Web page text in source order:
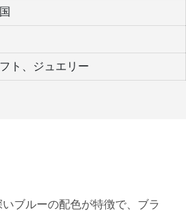
ト、ジュエリー
ブルーの配色が特徴で、ブラ